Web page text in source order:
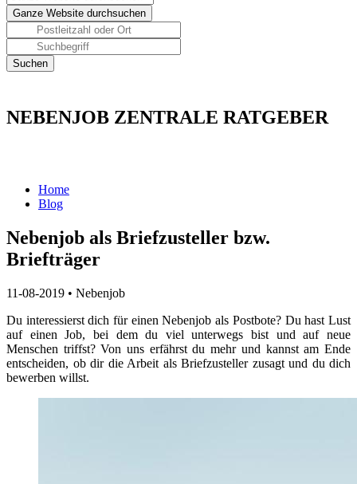
NEBENJOB ZENTRALE RATGEBER
Home
Blog
Nebenjob als Briefzusteller bzw.
Briefträger
11-08-2019 • Nebenjob
Du interessierst dich für einen Nebenjob als Postbote? Du hast Lust
auf einen Job, bei dem du viel unterwegs bist und auf neue
Menschen triffst? Von uns erfährst du mehr und kannst am Ende
entscheiden, ob dir die Arbeit als Briefzusteller zusagt und du dich
bewerben willst.